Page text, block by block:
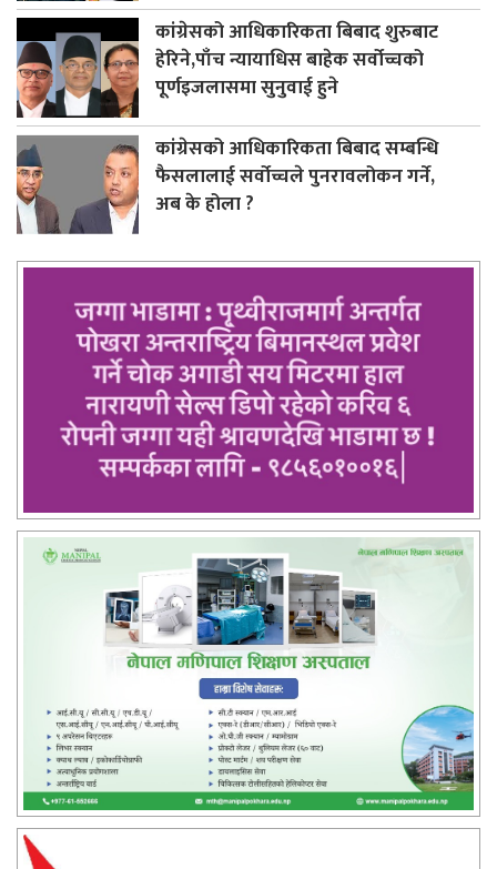
कांग्रेसको आधिकारिकता बिबाद शुरुबाट
हेरिने,पाँच न्यायाधिस बाहेक सर्वोच्चको
पूर्णइजलासमा सुनुवाई हुने
कांग्रेसको आधिकारिकता बिबाद सम्बन्धि
फैसलालाई सर्वोच्चले पुनरावलोकन गर्ने,
अब के होला ?